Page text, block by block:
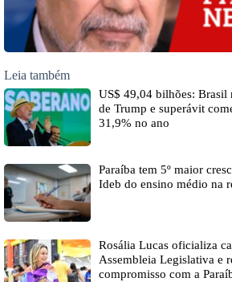
Leia também
US$ 49,04 bilhões: Brasil
de Trump e superávit
31,9% no ano
Paraíba tem 5º maior
Ideb do ensino médio na
Rosália Lucas oficializa
Assembleia Legislativa e
compromisso com a